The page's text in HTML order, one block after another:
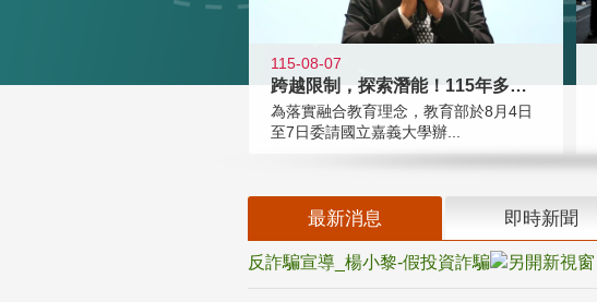
115-08-07
跨越限制，探索潛能！115年多元潛
為落實融合教育理念，教育部於8月4日
至7日委請國立嘉義大學辦...
最新消息 即時新聞
反詐騙宣導_楊小黎-假投資詐騙